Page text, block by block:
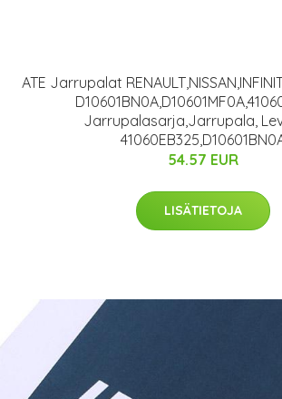
ATE Jarrupalat
Jarrupalasarja,Jarrupala,
54.57 EUR
LISÄTIETOJA